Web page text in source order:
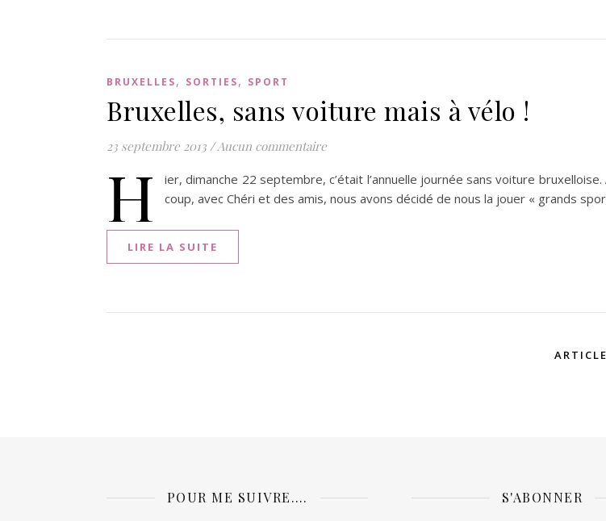
BRUXELLES, SORTIES, SPORT
Bruxelles, sans voiture mais à vélo !
23 septembre 2013 /Aucun commentaire
H
ier, dimanche 22 septembre, c’était l’annuelle journée sans voiture
coup, avec Chéri et des amis, nous avons décidé de nous la jouer « grands
LIRE LA SUITE
POUR ME SUIVRE…. S'ABONNER